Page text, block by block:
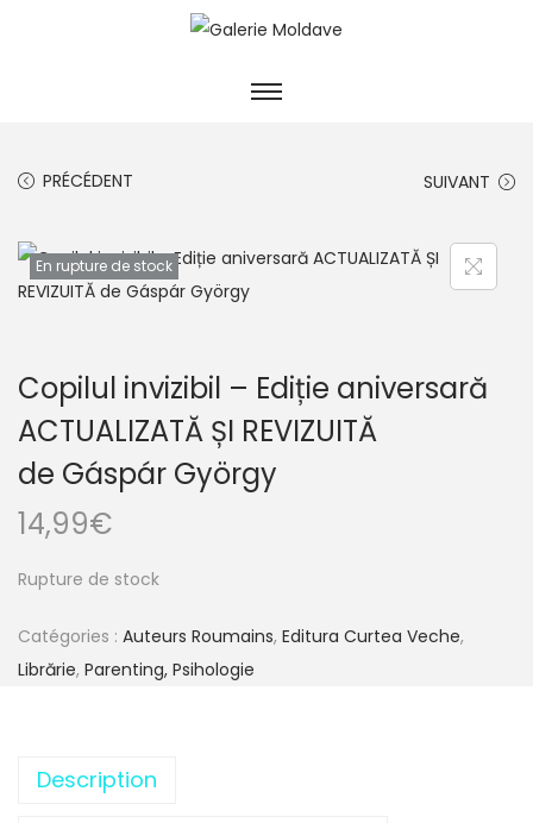
PRÉCÉDENT SUIVANT
En rupture de stock
Copilul invizibil – Ediție aniversară
ACTUALIZATĂ ȘI REVIZUITĂ
de Gáspár György
14,99€
Rupture de stock
Catégories : Auteurs Roumains, Editura Curtea Veche,
Librărie, Parenting, Psihologie
Description